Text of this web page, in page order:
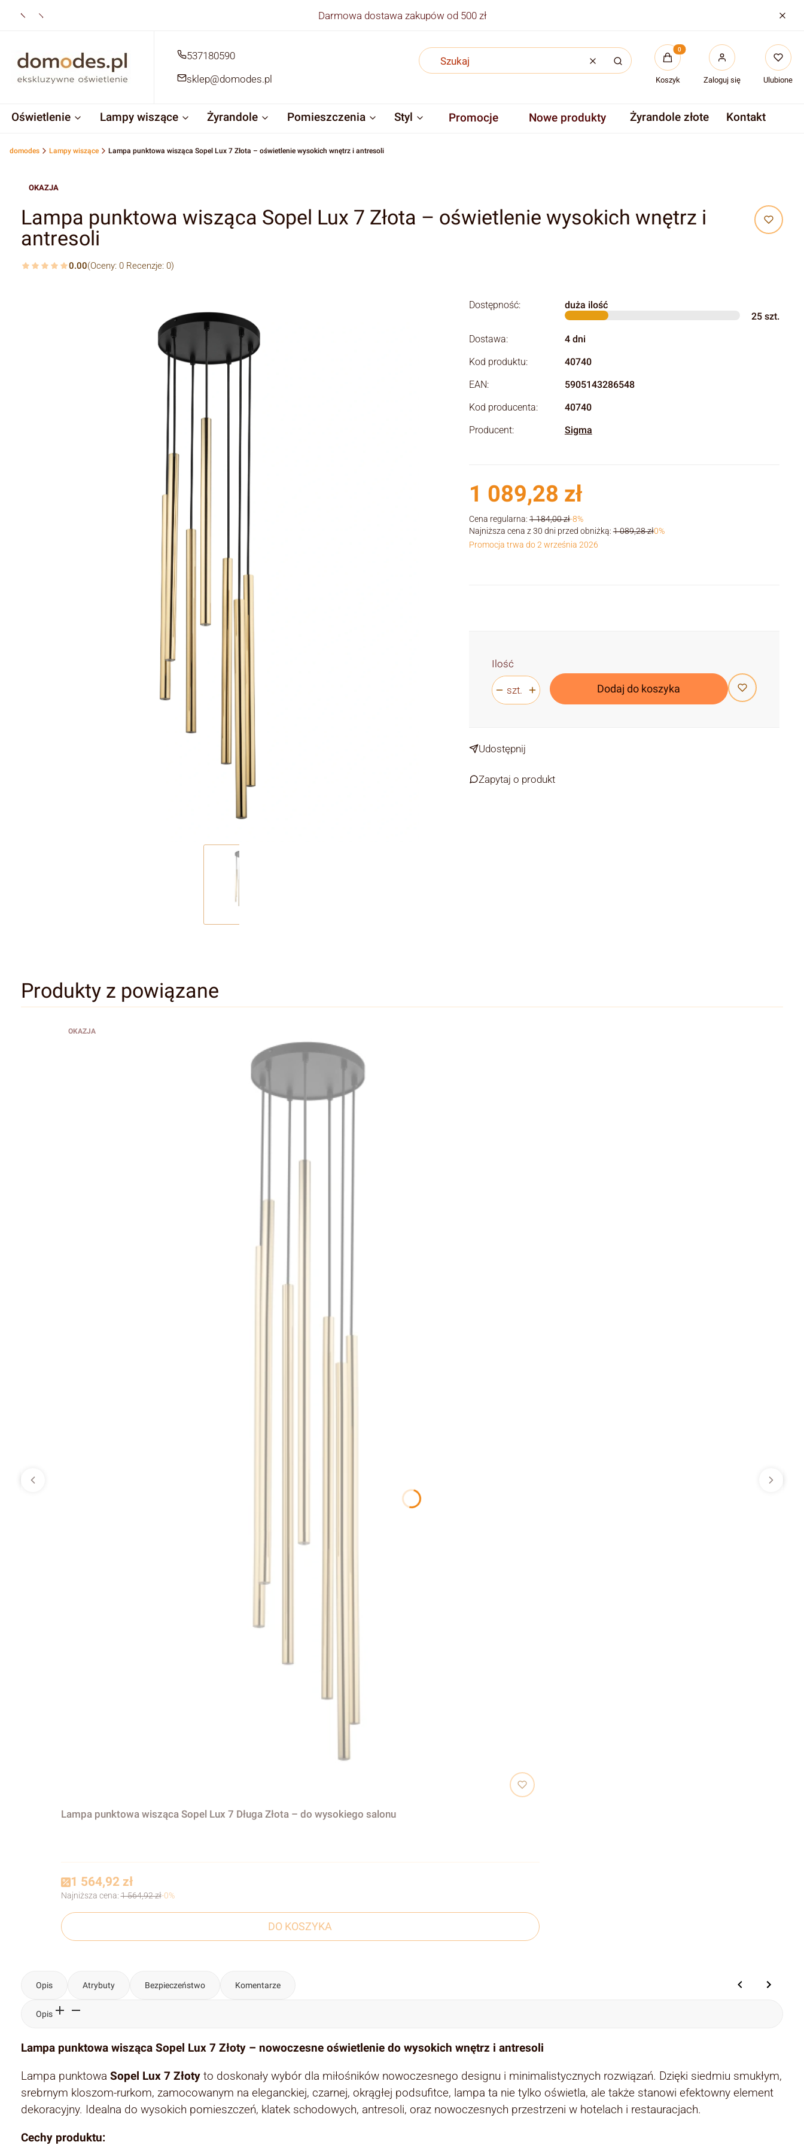
Darmowa dostawa zakupów od 500 zł
537180590
sklep@domodes.pl
WyczyśćSzukaj
Produkty w koszyku: 0.
Koszyk Zaloguj się Ulubione
Oświetlenie Lampy wiszące Żyrandole Pomieszczenia Styl Promocje Nowe produkty Żyrandole złote Kontakt
domodes Lampy wiszące Lampa punktowa wisząca Sopel Lux 7 Złota – oświetlenie wysokich wnętrz i antresoli
OKAZJA
Lampa punktowa wisząca Sopel Lux 7 Złota – oświetlenie wysokich wnętrz i
antresoli
0.00(Oceny: 0 Recenzje: 0)
Dostępność:
duża ilość
25 szt.
Dostawa:
4 dni
Kod produktu:
40740
EAN:
5905143286548
Kod producenta:
40740
Producent:
Sigma
1 089,28 zł
Cena regularna: 1 184,00 zł-8%
Najniższa cena z 30 dni przed obniżką: 1 089,28 zł0%
Promocja trwa do 2 września 2026
Ilość
szt. Dodaj do koszyka
Udostępnij
Zapytaj o produkt
Produkty z powiązane
OKAZJA
Lampa punktowa wisząca Sopel Lux 7 Długa Złota – do wysokiego salonu
1 564,92 zł
Najniższa cena: 1 564,92 zł-0%
DO KOSZYKA
Opis Atrybuty Bezpieczeństwo Komentarze
Opis
Lampa punktowa wisząca Sopel Lux 7 Złoty – nowoczesne oświetlenie do wysokich wnętrz i antresoli
Lampa punktowa Sopel Lux 7 Złoty to doskonały wybór dla miłośników nowoczesnego designu i minimalistycznych rozwiązań. Dzięki siedmiu smukłym,
srebrnym kloszom-rurkom, zamocowanym na eleganckiej, czarnej, okrągłej podsufitce, lampa ta nie tylko oświetla, ale także stanowi efektowny element
dekoracyjny. Idealna do wysokich pomieszczeń, klatek schodowych, antresoli, oraz nowoczesnych przestrzeni w hotelach i restauracjach.
Cechy produktu: